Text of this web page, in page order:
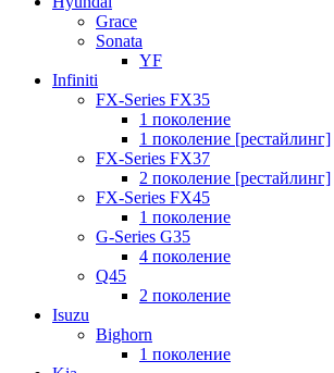
Grace
Sonata
YF
Infiniti
FX-Series FX35
1 поколение
1 поколение [рестайлинг]
FX-Series FX37
2 поколение [рестайлинг]
FX-Series FX45
1 поколение
G-Series G35
4 поколение
Q45
2 поколение
Isuzu
Bighorn
1 поколение